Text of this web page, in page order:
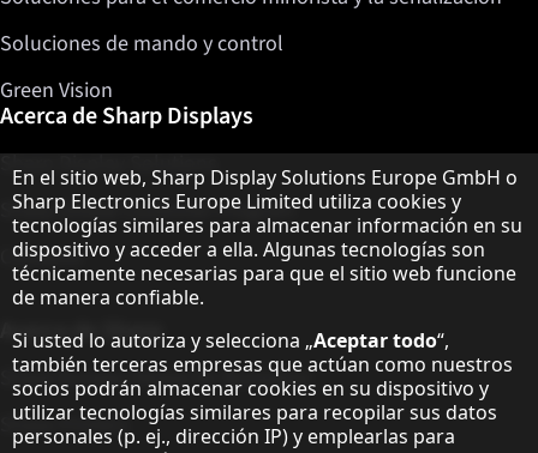
Soluciones de mando y control
Green Vision
Acerca de Sharp Displays
Sharp Display Solutions
Sharp Global Customer Program
Contacto
Acerca de Sharp
Sharp Europe (Sharp for Business)
Sharp Printers
Aviso sobre protección de datos
En el sitio web, Sharp Display Solutions Europe GmbH o
Sharp Electronics Europe Limited utiliza cookies y
tecnologías similares para almacenar información en su
dispositivo y acceder a ella. Algunas tecnologías son
técnicamente necesarias para que el sitio web funcione
de manera confiable.
Si usted lo autoriza y selecciona „Aceptar todo“,
también terceras empresas que actúan como nuestros
socios podrán almacenar cookies en su dispositivo y
utilizar tecnologías similares para recopilar sus datos
personales (p. ej., dirección IP) y emplearlas para